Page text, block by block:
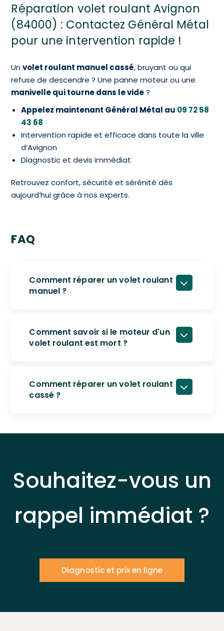
Réparation volet roulant Avignon
(84000) : Contactez Général Métal
pour une intervention rapide !
Unvolet roulant manuel cassé, bruyant ou qui
refuse de descendre ? Une panne moteur ou une
manivelle qui tourne dans le vide?
Appelez maintenant Général Métal au 09 72 58
43 68
Intervention rapide et efficace dans toute la ville
d’Avignon
Diagnostic et devis immédiat
Retrouvez confort, sécurité et sérénité dès
aujourd’hui grâce à nos experts.
FAQ
Comment réparer un volet roulant
manuel ?
Comment savoir si le moteur d'un
volet roulant est mort ?
Comment réparer un volet roulant
cassé ?
Souhaitez-vous un
rappel immédiat ?
Diagnostic et prix en ligne